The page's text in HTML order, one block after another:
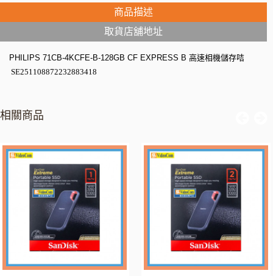
商品描述
取貨店舖地址
PHILIPS 71CB-4KCFE-B-128GB CF EXPRESS B 高速相機儲存咭
SE251108872232883418
相關商品